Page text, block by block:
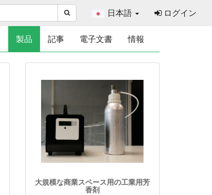
日本語 ログイン
製品 記事 電子文書 情報
大規模な商業スペース用の工業用芳
香剤